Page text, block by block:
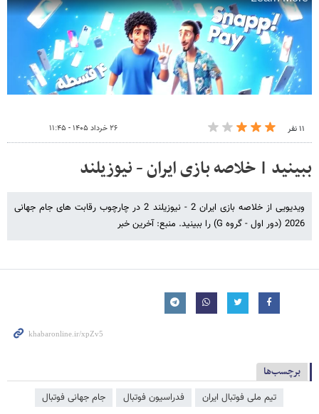
۱۱ نفر ۲۶ خرداد ۱۴۰۵ - ۱۱:۴۵
ببینید | خلاصه بازی ایران - نیوزیلند
ویدیویی از خلاصه بازی ایران 2 - نیوزیلند 2 در چارچوب رقابت های جام جهانی
2026 (دور اول - گروه G) را ببینید. منبع: آخرین خبر
برچسب‌ها
تیم ملی فوتبال ایران فدراسیون فوتبال جام جهانی فوتبال